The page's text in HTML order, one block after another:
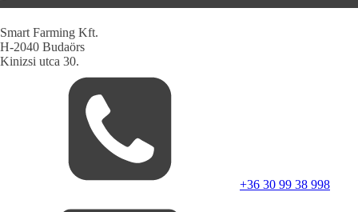
Smart Farming Kft.
H-2040 Budaörs
Kinizsi utca 30.
+36 30 99 38 998